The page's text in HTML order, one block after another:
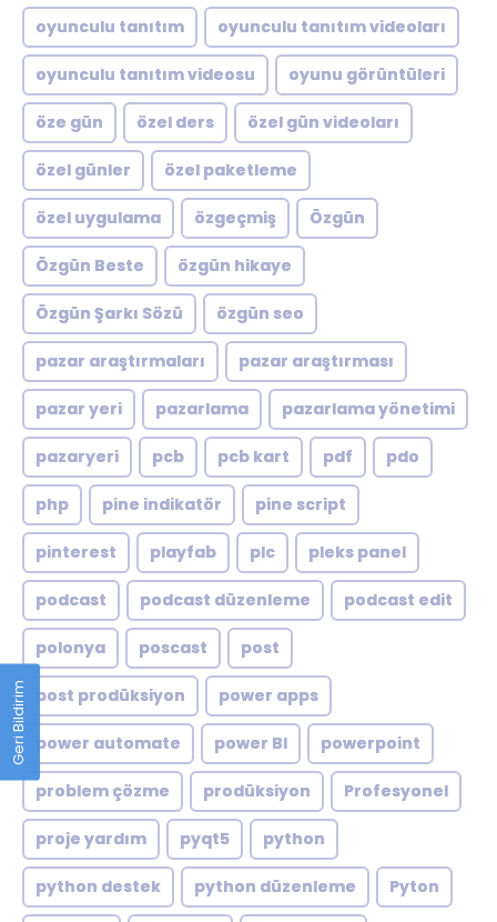
oyunculu tanıtım oyunculu tanıtım videoları
oyunculu tanıtım videosu oyunu görüntüleri
öze gün özel ders özel gün videoları
özel günler özel paketleme
özel uygulama özgeçmiş Özgün
Özgün Beste özgün hikaye
Özgün Şarkı Sözü özgün seo
pazar araştırmaları pazar araştırması
pazar yeri pazarlama pazarlama yönetimi
pazaryeri pcb pcb kart pdf pdo
php pine indikatör pine script
pinterest playfab plc pleks panel
podcast podcast düzenleme podcast edit
polonya poscast post
post prodüksiyon power apps
power automate power BI powerpoint
problem çözme prodüksiyon Profesyonel
proje yardım pyqt5 python
python destek python düzenleme Pyton
Geri Bildirim